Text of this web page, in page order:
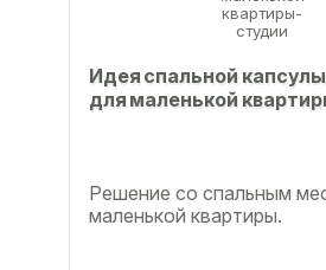
Идея спальной
для маленькой
Решение со спальным
маленькой квартиры.